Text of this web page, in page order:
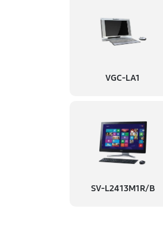
VGC-LA1
SV-L2413M1R/B